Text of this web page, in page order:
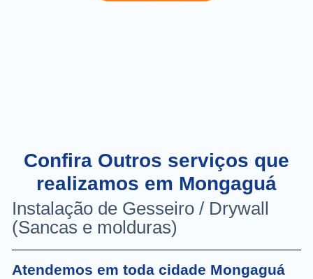
Confira Outros serviços que
realizamos em Mongaguá
Instalação de Gesseiro / Drywall
(Sancas e molduras)
Atendemos em toda cidade Mongaguá